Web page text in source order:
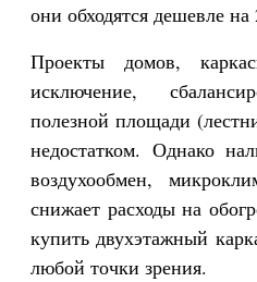
они обходятся дешевле
Проекты домов,
исключение,
полезной площади
недостатком. Однако
воздухообмен,
снижает расходы на
купить двухэтажный
любой точки зрения.